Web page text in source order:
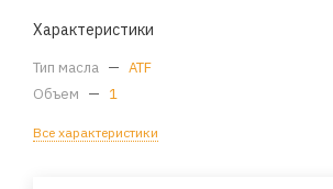
Характеристики
Тип масла — ATF
Объем — 1
Все характеристики